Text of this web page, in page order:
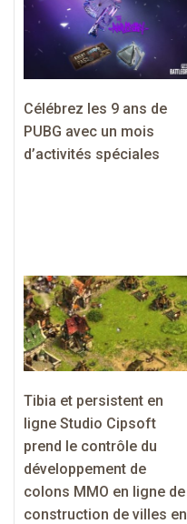
Célébrez les 9 ans de
PUBG avec un mois
d’activités spéciales
Tibia et persistent en
ligne Studio Cipsoft
prend le contrôle du
développement de
colons MMO en ligne de
construction de villes en